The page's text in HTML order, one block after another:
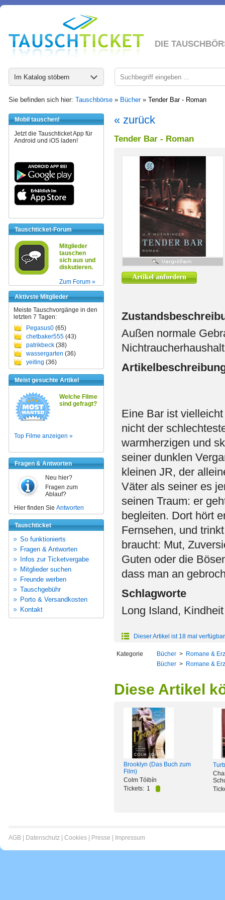
DIE
Im Katalog stöbern
Sie befinden sich hier: Tauschbörse » Bücher» Tender Bar - Roman
Mobil tauschen!
Jetzt die Tauschticket App für
Android und iOS laden!
Tauschticket-Forum
Mitglieder
tauschen
sich aus und
diskutieren.
Zum Forum »
Aktivste Mitglieder
Meiste Tauschvorgänge in den
letzten 7 Tagen:
Pegasus0 (65)
chetbaker555 (43)
patrikbeck (38)
wassergarten (36)
yeiting (36)
Meist gesuchte Artikel
Welche Filme
sind gefragt?
Top Filme anzeigen »
Fragen & Antworten
Neu hier?
Fragen zum
Ablauf?
Hier finden Sie Antworten
Tauschticket
So funktionierts
Fragen & Antworten
Infos zur Ticketvergabe
Mitglieder suchen
Freunde werben
Tauschgebühr
Porto & Versandkosten
Kontakt
« zurück
Tender Bar - Roman
Artikel anfordern
Außen normale
Eine Bar ist
nicht der
warmherzigen und
seiner dunklen
kleinen JR, der
Väter als seiner es
seinen Traum: er
begleiten. Dort hört
Fernsehen, und
braucht: Mut,
Guten oder die
dass man an
Schlagworte
Long Island,
Dieser Artikel ist 18 mal verfügbar
Kategorie Bücher > Romane &
Bücher > Romane &
Diese Artikel
Brooklyn (Das Buch zum
Film)
Colm Tóibín
Tickets: 1
AGB Datenschutz Cookies Presse Impressum